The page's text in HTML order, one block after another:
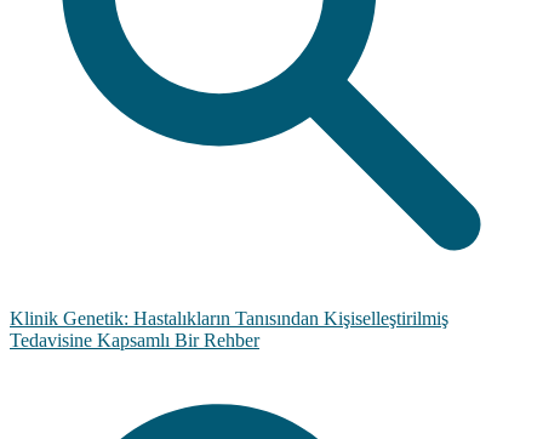
Klinik Genetik: Hastalıkların Tanısından Kişiselleştirilmiş
Tedavisine Kapsamlı Bir Rehber